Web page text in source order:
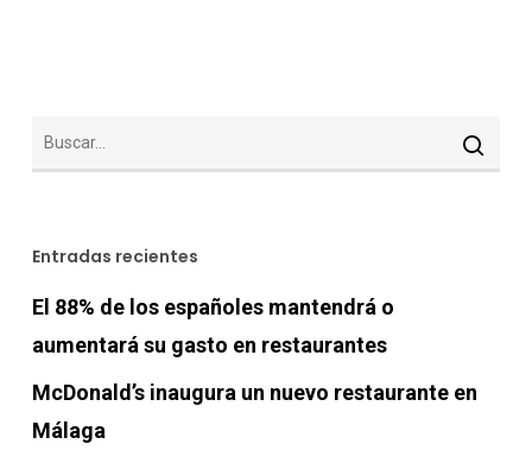
Entradas recientes
El 88% de los españoles mantendrá o
aumentará su gasto en restaurantes
McDonald’s inaugura un nuevo restaurante en
Málaga